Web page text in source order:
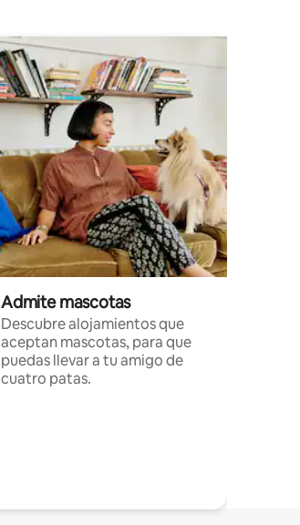
Admite mascotas
Descubre alojamientos que
aceptan mascotas, para que
puedas llevar a tu amigo de
cuatro patas.